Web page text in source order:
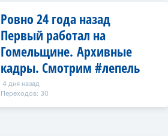
Ровно 24 года назад
Первый работал на
Гомельщине. Архивные
кадры. Смотрим #лепель
4 дня назад
Переходов: 30